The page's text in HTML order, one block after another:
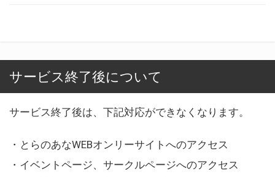
サービス終了後について
サービス終了後は、下記対応ができなくなります。
・とらのあなWEBオンリーサイトへのアクセス
・イベントページ、サークルページへのアクセス